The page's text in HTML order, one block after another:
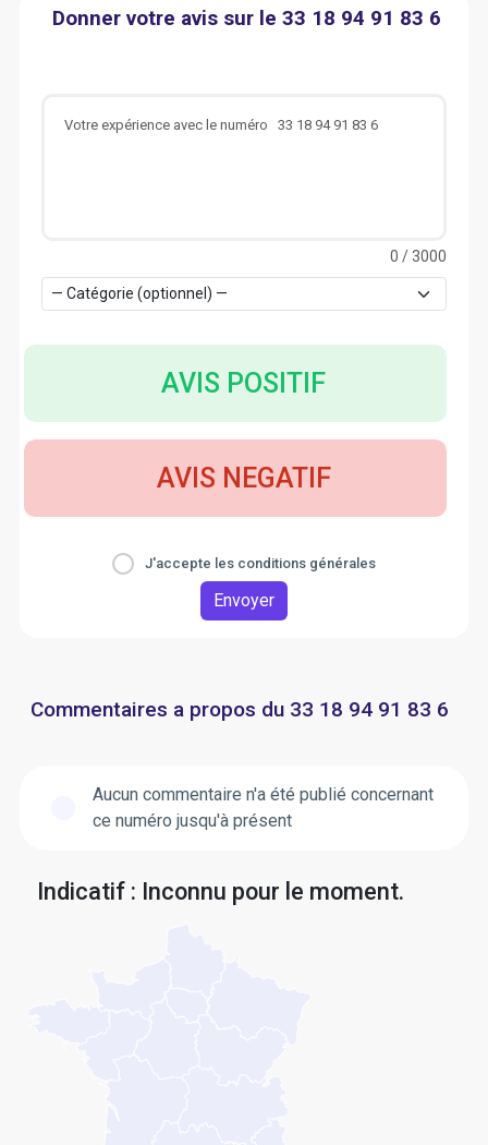
Donner votre avis sur le 33 18 94 91 83 6
0 / 3000
AVIS POSITIF
AVIS NEGATIF
J'accepte les conditions générales
Envoyer
Commentaires a propos du 33 18 94 91 83 6
Aucun commentaire n'a été publié concernant
ce numéro jusqu'à présent
Indicatif : Inconnu pour le moment.